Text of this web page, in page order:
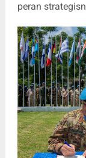
peran